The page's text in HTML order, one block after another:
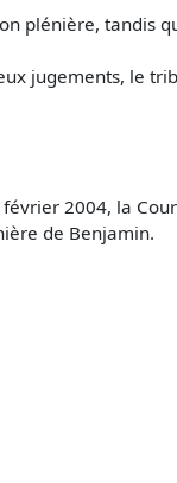
plénière, tandis
jugements, le
2004, la
de Benjamin.